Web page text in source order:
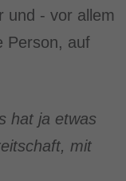
und - vor allem
Person, auf
hat ja etwas
mit